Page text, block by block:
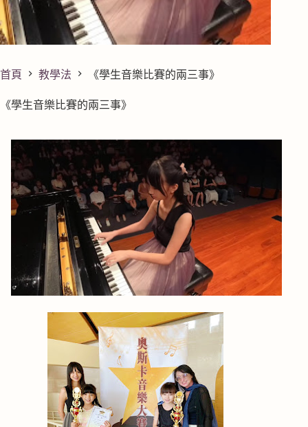
首頁 教學法 《學生音樂比賽的兩三事》
《學生音樂比賽的兩三事》